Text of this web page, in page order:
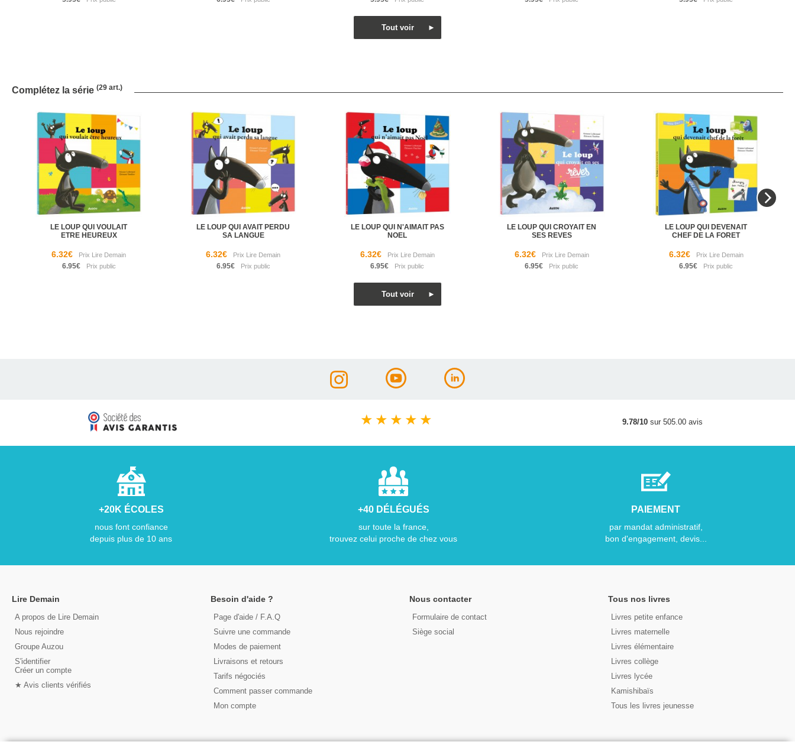
Complétez la série (29 art.)
LE LOUP QUI VOULAIT
ETRE HEUREUX
6.32€
6.95€
LE LOUP QUI AVAIT PERDU
SA LANGUE
6.32€
6.95€
LE LOUP QUI N'AIMAIT PAS
NOEL
6.32€
6.95€
LE LOUP QUI CROYAIT EN
SES REVES
6.32€
6.95€
LE LOUP QUI DEVENAIT
CHEF DE LA FORET
6.32€
6.95€
★ ★ ★ ★ ★ 9.78/10sur 505.00 avis
+20K ÉCOLES
nous font confiance
depuis plus de 10 ans
+40 DÉLÉGUÉS
sur toute la france,
trouvez celui proche de chez vous
PAIEMENT
par mandat administratif,
bon d'engagement, devis...
Lire Demain
A propos de Lire Demain
Nous rejoindre
Groupe Auzou
S'identifier
Créer un compte
★ Avis clients vérifiés
Besoin d'aide ?
Page d'aide / F.A.Q
Suivre une commande
Modes de paiement
Livraisons et retours
Tarifs négociés
Comment passer commande
Mon compte
Nous contacter
Formulaire de contact
Siège social
Tous nos livres
Livres petite enfance
Livres maternelle
Livres élémentaire
Livres collège
Livres lycée
Kamishibaïs
Tous les livres jeunesse